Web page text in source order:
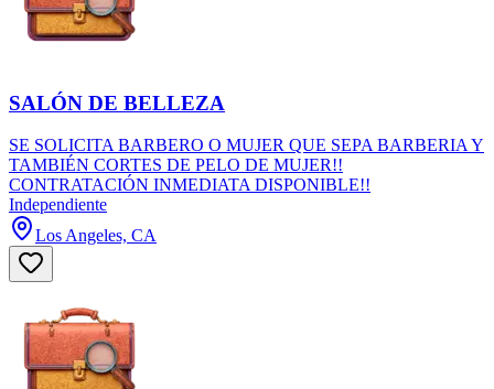
SALÓN DE BELLEZA
SE SOLICITA BARBERO O MUJER QUE SEPA BARBERIA Y
TAMBIÉN CORTES DE PELO DE MUJER!!
CONTRATACIÓN INMEDIATA DISPONIBLE!!
Independiente
Los Angeles, CA